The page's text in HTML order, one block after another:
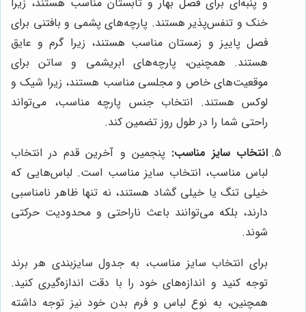
خنک و تنفس‌پذیر هستند. پارچه‌های پشمی و بافتنی برای
فصل پاییز و زمستان مناسب هستند، زیرا گرم و عایق
هستند. همچنین، پارچه‌های ابریشمی و ساتن برای
موقعیت‌های خاص و مجلسی مناسب هستند، زیرا شیک و
لوکس هستند. انتخاب جنس پارچه مناسب، می‌تواند
راحتی شما را در طول روز تضمین کند.
انتخاب سایز مناسب: پنجمین و آخرین قدم در انتخاب
لباس مناسب، انتخاب سایز مناسب است. لباس‌هایی که
خیلی تنگ یا خیلی گشاد هستند، نه تنها ظاهر نامناسبی
دارند، بلکه می‌توانند باعث ناراحتی و محدودیت حرکتی
شوند.
برای انتخاب سایز مناسب، به جدول سایزبندی هر برند
توجه کنید و اندازه‌های خود را با دقت اندازه‌گیری کنید.
همچنین، به نوع لباس و فرم بدن خود نیز توجه داشته